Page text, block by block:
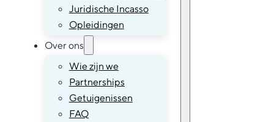
Juridische Incasso
Opleidingen
Over ons
Wie zijn we
Partnerships
Getuigenissen
FAQ